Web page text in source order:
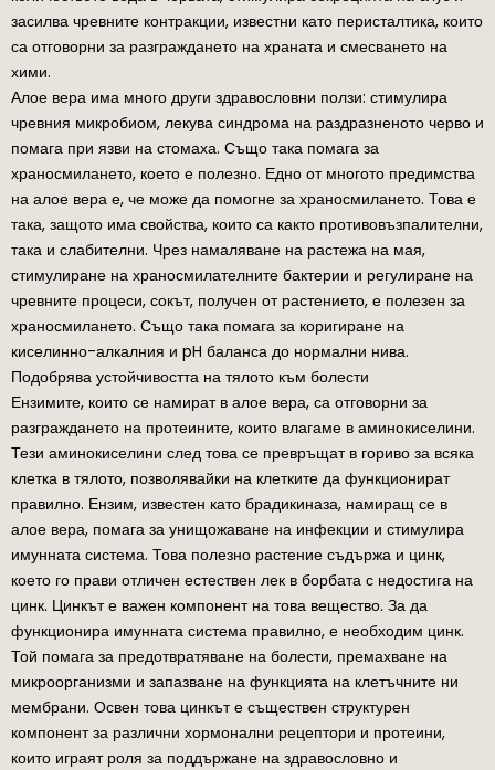
засилва чревните контракции, известни като перисталтика, които
са отговорни за разграждането на храната и смесването на
хими.
Алое вера има много други здравословни ползи: стимулира
чревния микробиом, лекува синдрома на раздразненото черво и
помага при язви на стомаха. Също така помага за
храносмилането, което е полезно. Едно от многото предимства
на алое вера е, че може да помогне за храносмилането. Това е
така, защото има свойства, които са както противовъзпалителни,
така и слабителни. Чрез намаляване на растежа на мая,
стимулиране на храносмилателните бактерии и регулиране на
чревните процеси, сокът, получен от растението, е полезен за
храносмилането. Също така помага за коригиране на
киселинно-алкалния и pH баланса до нормални нива.
Подобрява устойчивостта на тялото към болести
Ензимите, които се намират в алое вера, са отговорни за
разграждането на протеините, които влагаме в аминокиселини.
Тези аминокиселини след това се превръщат в гориво за всяка
клетка в тялото, позволявайки на клетките да функционират
правилно. Ензим, известен като брадикиназа, намиращ се в
алое вера, помага за унищожаване на инфекции и стимулира
имунната система. Това полезно растение съдържа и цинк,
което го прави отличен естествен лек в борбата с недостига на
цинк. Цинкът е важен компонент на това вещество. За да
функционира имунната система правилно, е необходим цинк.
Той помага за предотвратяване на болести, премахване на
микроорганизми и запазване на функцията на клетъчните ни
мембрани. Освен това цинкът е съществен структурен
компонент за различни хормонални рецептори и протеини,
които играят роля за поддържане на здравословно и